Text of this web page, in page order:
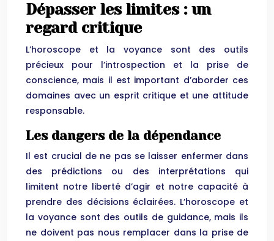
Dépasser les limites : un
regard critique
L’horoscope et la voyance sont des outils
précieux pour l’introspection et la prise de
conscience, mais il est important d’aborder ces
domaines avec un esprit critique et une attitude
responsable.
Les dangers de la dépendance
Il est crucial de ne pas se laisser enfermer dans
des prédictions ou des interprétations qui
limitent notre liberté d’agir et notre capacité à
prendre des décisions éclairées. L’horoscope et
la voyance sont des outils de guidance, mais ils
ne doivent pas nous remplacer dans la prise de